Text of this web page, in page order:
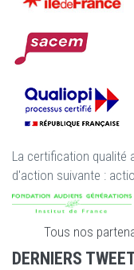
La certification qualité
d'action suivante :
Tous nos
DERNIERS